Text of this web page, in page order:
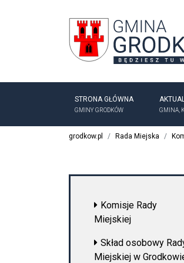
Gmina
Menu serwisu
STRONA GŁÓWNA
GMINY GRODKÓW GMINA,
grodkow.pl Rada Miejska
Komisje Rady
Miejskiej
Skład osobowy
Miejskiej w